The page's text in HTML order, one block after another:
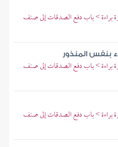
> باب دفع الصدقات إلى صنف
بنفس المنذور
> باب دفع الصدقات إلى صنف
> باب دفع الصدقات إلى صنف